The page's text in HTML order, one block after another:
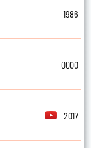
1986
0000
2017